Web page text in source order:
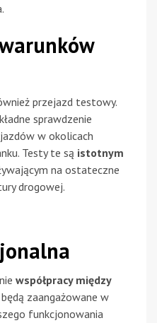
przejazd testowy.
sprawdzenie
w okolicach
Testy te są istotnym
na ostateczne
drogowej.
współpracy między
zaangażowane w
funkcjonowania